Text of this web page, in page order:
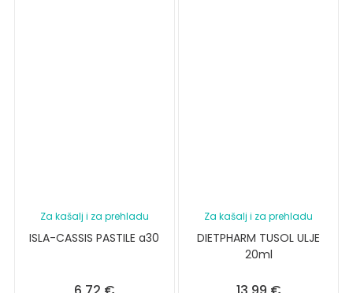
Za kašalj i za prehladu
ISLA-CASSIS PASTILE a30
Za kašalj i za prehladu
DIETPHARM TUSOL ULJE
20ml